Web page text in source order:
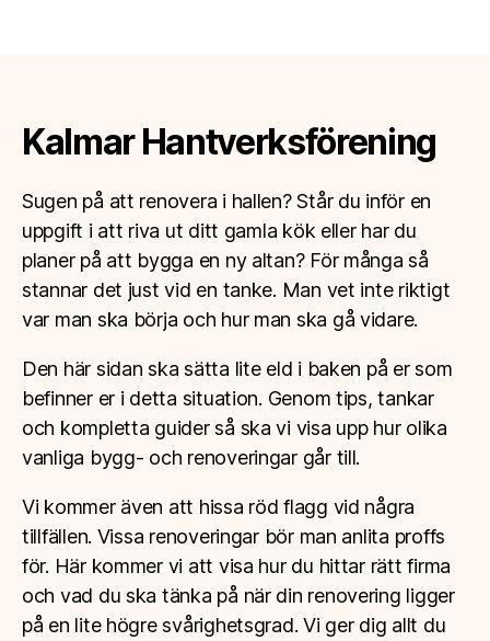
Kalmar Hantverksförening
Sugen på att renovera i hallen? Står du inför en
uppgift i att riva ut ditt gamla kök eller har du
planer på att bygga en ny altan? För många så
stannar det just vid en tanke. Man vet inte riktigt
var man ska börja och hur man ska gå vidare.
Den här sidan ska sätta lite eld i baken på er som
befinner er i detta situation. Genom tips, tankar
och kompletta guider så ska vi visa upp hur olika
vanliga bygg- och renoveringar går till.
Vi kommer även att hissa röd flagg vid några
tillfällen. Vissa renoveringar bör man anlita proffs
för. Här kommer vi att visa hur du hittar rätt firma
och vad du ska tänka på när din renovering ligger
på en lite högre svårighetsgrad. Vi ger dig allt du